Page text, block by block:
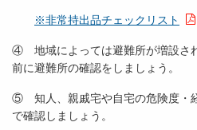
※非常持出品チェックリスト
④ 地域によっては避難所が増設さ
前に避難所の確認をしましょう。
⑤ 知人、親戚宅や自宅の危険度・
で確認しましょう。